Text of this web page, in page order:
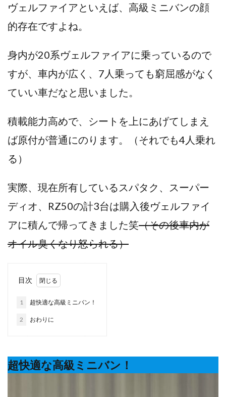
ヴェルファイアといえば、高級ミニバンの顔
的存在ですよね。
身内が20系ヴェルファイアに乗っているので
すが、車内が広く、7人乗っても窮屈感がなく
ていい車だなと思いました。
積載能力高めで、シートを上にあげてしまえ
ば原付が普通にのります。（それでも4人乗れ
る）
実際、現在所有しているスパタク、スーパー
ディオ、RZ50の計3台は購入後ヴェルファイ
アに積んで帰ってきました笑（その後車内が
オイル臭くなり怒られる）
目次
1 超快適な高級ミニバン！
2 おわりに
超快適な高級ミニバン！